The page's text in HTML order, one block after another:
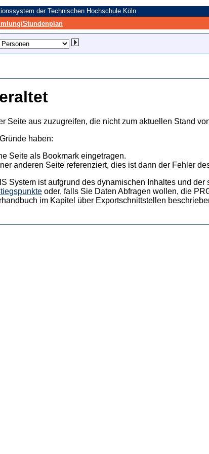
der Technischen Hochschule Köln
Stundenplan
Seite aus zuzugreifen, die nicht zum aktuellen Stand
haben:
Seite als Bookmark eingetragen.
anderen Seite referenziert, dies ist dann der Fehler
IS System ist aufgrund des dynamischen Inhaltes und
oder, falls Sie Daten Abfragen wollen, die
im Kapitel über Exportschnittstellen